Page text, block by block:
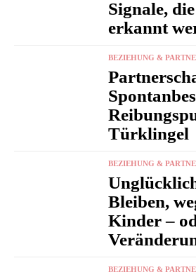
Signale,
erkannt
BEZIEHUNG &
Türklingel
BEZIEHUNG &
Bleiben,
Kinder –
BEZIEHUNG &